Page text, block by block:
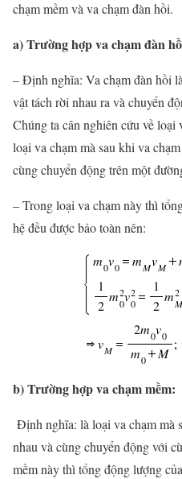
chạm mềm và va chạm đàn hồi.
a) Trường hợp va chạm đàn
– Định nghĩa: Va chạm đàn hồi
vật tách rời nhau ra và chuyển
Chúng ta cân nghiên cứu về loại
loại va chạm mà sau khi va
cùng chuyển động trên một
– Trong loại va chạm này thì
hệ đều được bảo toàn nên:
b) Trường hợp va chạm mềm:
Định nghĩa: là loại va chạm mà
nhau và cùng chuyển động với
mềm này thì tổng động lượng